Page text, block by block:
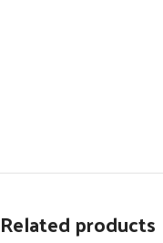
Related products